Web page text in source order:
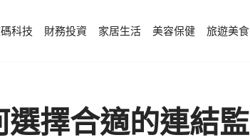
科技 財務投資 家居生活 美容保健 旅遊美食
擇合適的連結監